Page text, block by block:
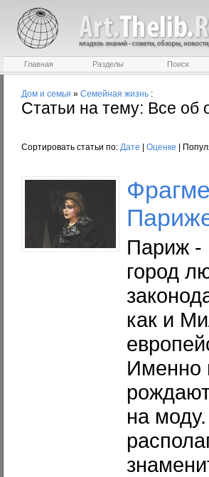
Главная Разделы Поиск
Дом и семья » Семейная жизнь :
Статьи на тему: Все об
Сортировать статьи по: Дате Оценке |
Париж -
город
как и
Именно
на